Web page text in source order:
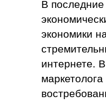
В
экономики
интернете.